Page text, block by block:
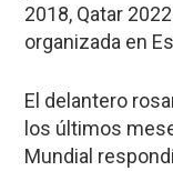
2018, Qatar
organizada en
El delantero
los últimos
Mundial